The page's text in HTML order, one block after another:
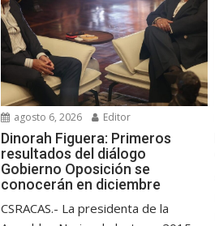
agosto 6, 2026 Editor
Dinorah Figuera: Primeros
resultados del diálogo
Gobierno Oposición se
conocerán en diciembre
CSRACAS.- La presidenta de la